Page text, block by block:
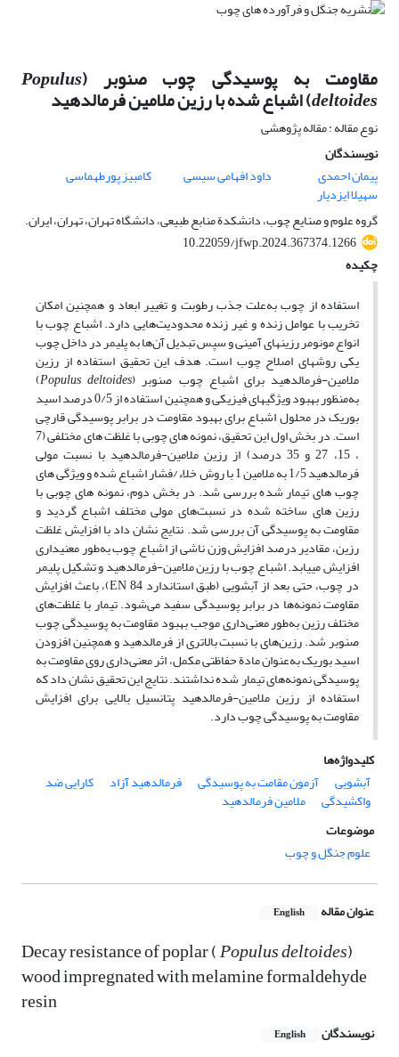
مقاومت به پوسیدگی چوب صنوبر (Populus
deltoides) اشباع شده با رزین ملامین فرمالدهید
نوع مقاله : مقاله پژوهشی
نویسندگان
پیمان احمدی
داود افهامی سیسی کامبیز پورطهماسی
سهیلا ایزدیار
گروه علوم و صنایع چوب، دانشکدة منابع طبیعی، دانشگاه تهران، تهران، ایران.
10.22059/jfwp.2024.367374.1266
چکیده
استفاده از چوب به‌علت جذب رطوبت و تغییر ابعاد و همچنین امکان
تخریب با عوامل زنده و غیر زنده محدودیت‌هایی دارد. اشباع چوب با
انواع مونومر رزین­های آمینی و سپس تبدیل آن‌ها به پلیمر در داخل چوب
یکی روش­های اصلاح چوب است. هدف این تحقیق استفاده از رزین
ملامین-فرمالدهید برای اشباع چوب صنوبر ( Populus deltoides
)
به‌منظور بهبود ویژگی­های فیزیکی و همچنین استفاده از 0/5 درصد اسید
بوریک در محلول اشباع برای بهبود مقاومت در برابر پوسیدگی قارچی
است. در بخش اول این تحقیق، نمونه ­های چوبی با غلظت­ های مختلفی (7
، 15، 27 و 35 درصد) از رزین ملامین-فرمالدهید با نسبت مولی
فرمالدهید 1/5 به ملامین 1 با روش خلاء/فشار اشباع شده و ویژگی ­های
چوب ­های تیمار شده بررسی شد. در بخش دوم، نمونه ­های چوبی با
رزین­ های ساخته شده در نسبت‌های مولی مختلف اشباع گردید و
مقاومت به پوسیدگی آن بررسی شد. نتایج نشان داد با افزایش غلظت
رزین، مقادیر درصد افزایش وزن ناشی از اشباع چوب به‌طور معنی­داری
افزایش می­یابد. اشباع چوب با رزین ملامین-فرمالدهید و تشکیل پلیمر
در چوب، حتی بعد از آبشویی (طبق استاندارد EN 84)، باعث افزایش
مقاومت نمونه‌ها در برابر پوسیدگی سفید می‌شود. تیمار با غلظت‌های
مختلف رزین به‌طور معنی‌داری موجب بهبود مقاومت به پوسیدگی چوب
صنوبر شد. رزین‌های با نسبت بالاتری از‌ فرمالدهید و همچنین افزودن
اسید بوریک به‌عنوان مادة حفاظتی مکمل، اثر معنی‌داری روی مقاومت به
پوسیدگی نمونه‌های تیمار شده نداشتند. نتایج این تحقیق نشان داد که
استفاده از رزین ملامین-فرمالدهید پتانسیل بالایی برای افزایش
مقاومت به پوسیدگی چوب دارد.
کلیدواژه‌ها
آبشویی
آزمون مقامت به پوسیدگی فرمالدهید آزاد کارایی ضد
واکشیدگی
ملامین فرمالدهید
موضوعات
علوم جنگل و چوب
عنوان مقاله English
Decay resistance of poplar (Populus deltoides)
wood impregnated with melamine formaldehyde
resin
نویسندگان English